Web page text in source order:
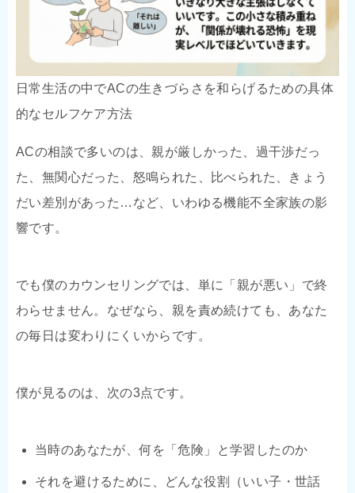
日常生活の中でACの生きづらさを和らげるための具体
的なセルフケア方法
ACの相談で多いのは、親が厳しかった、過干渉だっ
た、無関心だった、怒鳴られた、比べられた、きょう
だい差別があった…など、いわゆる機能不全家族の影
響です。
でも僕のカウンセリングでは、単に「親が悪い」で終
わらせません。なぜなら、親を責め続けても、あなた
の毎日は変わりにくいからです。
僕が見るのは、次の3点です。
当時のあなたが、何を「危険」と学習したのか
それを避けるために、どんな役割（いい子・世話